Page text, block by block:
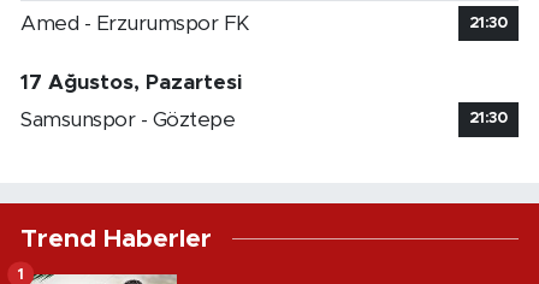
Amed - Erzurumspor FK 21:30
17 Ağustos, Pazartesi
Samsunspor - Göztepe
21:30
Trend Haberler
1